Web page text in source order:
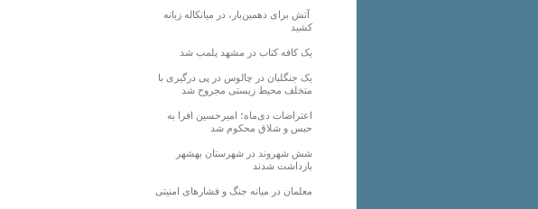
آتش برای دهمین‌بار، در میانکاله زبانه
کشید
یک کافه کتاب در مشهد پلمب شد
یک جنگلبان در چالوس در پی درگیری با
متخلف محیط زیستی مجروح شد
اعتراضات دی‌ماه؛ امیرحسین افرا به
حبس و شلاق محکوم شد
شش شهروند در شهرستان بهشهر
بازداشت شدند
معلمان در میانه جنگ و فشارهای امنیتی